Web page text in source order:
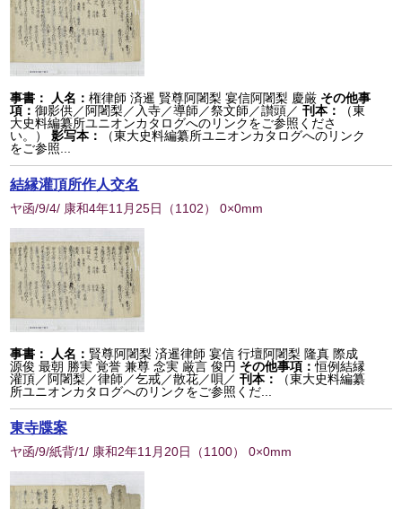
事書： 人名：権律師 済暹 賢尊阿闍梨 宴信阿闍梨 慶厳 その他事
項：御影供／阿闍梨／入寺／導師／祭文師／讃頭／刊本：
（東
大史料編纂所ユニオンカタログへのリンクをご参照くださ
い。）
影写本：
（東大史料編纂所ユニオンカタログへのリンク
をご参照...
結縁灌頂所作人交名
ヤ函/9/4/ 康和4年11月25日 （1102） 0×0mm
事書： 人名： 賢尊阿闍梨 済暹律師 宴信 行壇阿闍梨 隆真 際成
源俊 最朝 勝実 覚誉 兼尊 念実 厳言 俊円 その他事項：恒例結縁
灌頂／阿闍梨／律師／乞戒／散花／唄／刊本：
（東大史料編纂
所ユニオンカタログへのリンクをご参照くだ...
東寺牒案
ヤ函/9/紙背/1/ 康和2年11月20日 （1100） 0×0mm